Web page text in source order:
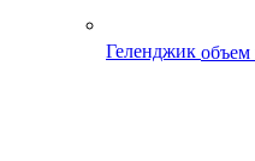
Геленджик